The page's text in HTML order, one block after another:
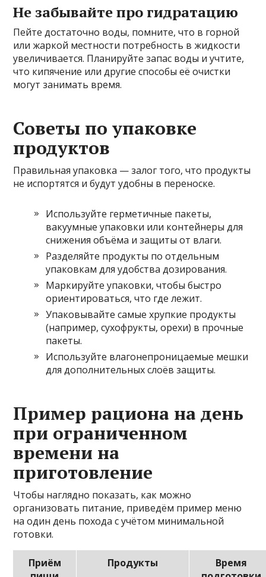
Не забывайте про гидратацию
Пейте достаточно воды, помните, что в горной
или жаркой местности потребность в жидкости
увеличивается. Планируйте запас воды и учтите,
что кипячение или другие способы её очистки
могут занимать время.
Советы по упаковке
продуктов
Правильная упаковка — залог того, что продукты
не испортятся и будут удобны в переноске.
Используйте герметичные пакеты,
вакуумные упаковки или контейнеры для
снижения объёма и защиты от влаги.
Разделяйте продукты по отдельным
упаковкам для удобства дозирования.
Маркируйте упаковки, чтобы быстро
ориентироваться, что где лежит.
Упаковывайте самые хрупкие продукты
(например, сухофрукты, орехи) в прочные
пакеты.
Используйте влагонепроницаемые мешки
для дополнительных слоёв защиты.
Пример рациона на день
при ограниченном
времени на
приготовление
Чтобы наглядно показать, как можно
организовать питание, приведём пример меню
на один день похода с учётом минимальной
готовки.
Приём
Продукты
Время